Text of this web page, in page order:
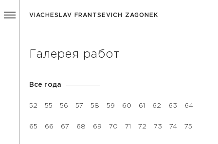
VIACHESLAV FRANTSEVICH ZAGONEK
Галерея работ
Все года
52 55 56 57 58 59 60 61 62 63 64
65 66 67 68 69 70 71 72 73 74 75